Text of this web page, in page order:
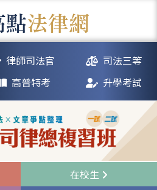
律師司法官
司法三等
高普特考 升學考試
在校生